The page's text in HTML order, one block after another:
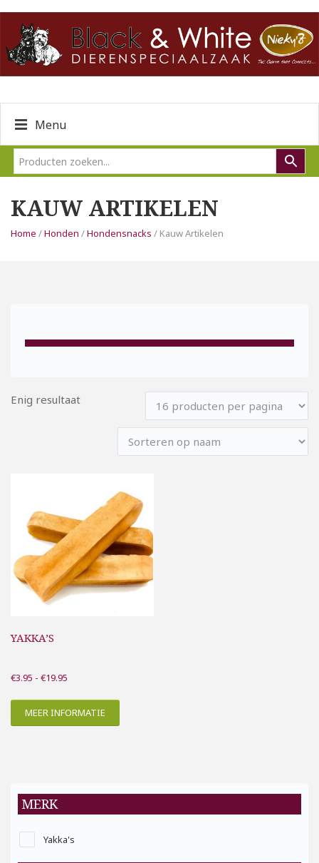
Menu
KAUW ARTIKELEN
Home /Honden /Hondensnacks / Kauw Artikelen
Enig resultaat
YAKKA’S
€3.95 - €19.95
tot
€19.95
MEER INFORMATIE
MERK
Yakka's